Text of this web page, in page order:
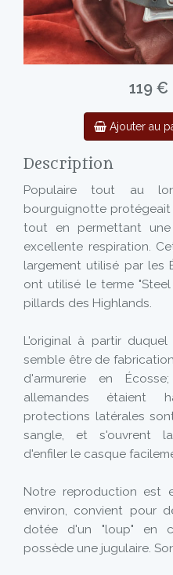
119 €
Ajouter au
Description
Populaire tout au
bourguignotte
tout en permettant
excellente respiration.
largement utilisé par les
ont utilisé le terme
pillards des Highlands.
L'original à partir
semble être de
d'armurerie en
allemandes étaient
protections latérales
sangle, et s'ouvrent
d'enfiler le casque
Notre reproduction est
environ, convient pour
dotée d'un "loup" en
possède une jugulaire.